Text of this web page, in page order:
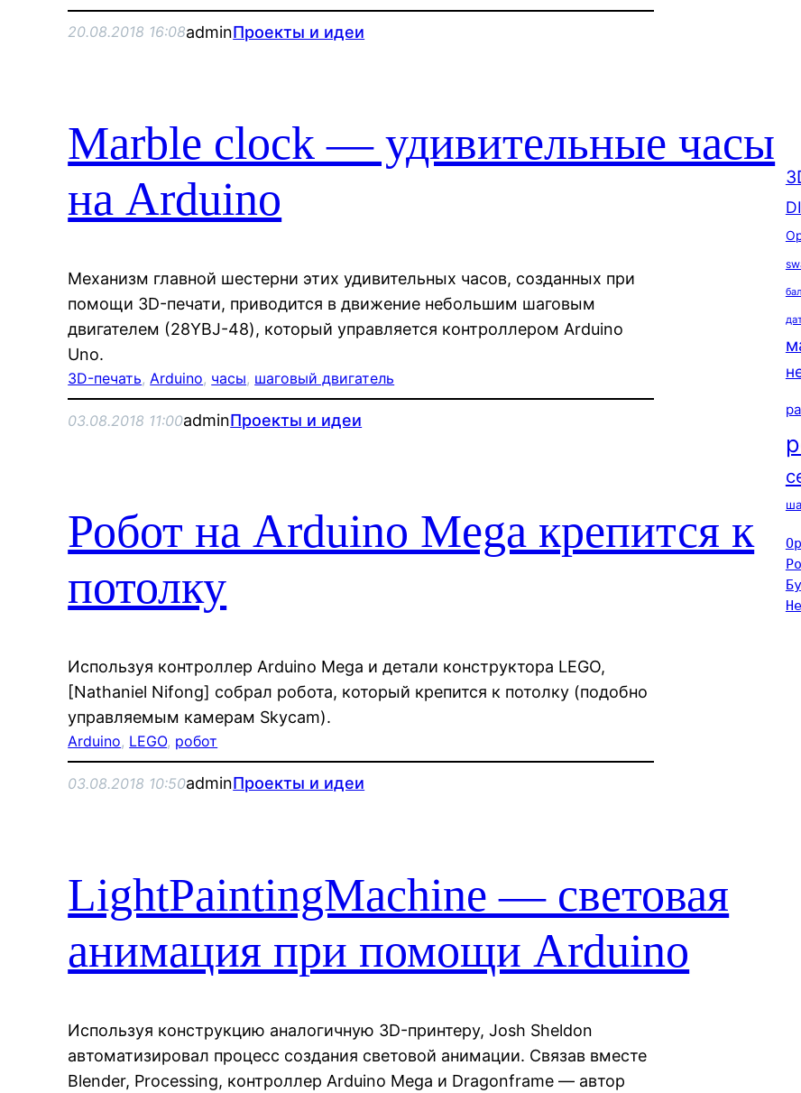
20.08.2018 16:08adminПроекты и идеи
Marble clock — удивительные часы
на Arduino
Механизм главной шестерни этих удивительных часов, созданных при
помощи 3D-печати, приводится в движение небольшим шаговым
двигателем (28YBJ-48), который управляется контроллером Arduino
Uno.
3D-печать, Arduino, часы, шаговый двигатель
03.08.2018 11:00adminПроекты и идеи
Робот на Arduino Mega крепится к
потолку
Используя контроллер Arduino Mega и детали конструктора LEGO,
[Nathaniel Nifong] собрал робота, который крепится к потолку (подобно
управляемым камерам Skycam).
Arduino, LEGO, робот
03.08.2018 10:50adminПроекты и идеи
LightPaintingMachine — световая
анимация при помощи Arduino
Используя конструкцию аналогичную 3D-принтеру, Josh Sheldon
автоматизировал процесс создания световой анимации. Связав вместе
Blender, Processing, контроллер Arduino Mega и Dragonframe — автор